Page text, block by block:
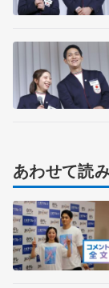
あわせて読